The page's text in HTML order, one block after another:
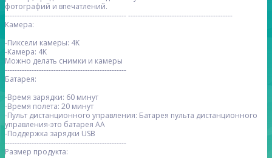
фотографий и впечатлений.
-------------------------------------------------- -------------------------------------------
Камера:
-Пиксели камеры: 4K
-Камера: 4K
Можно делать снимки и камеры
--------------------------------------------------
Батарея:
-Время зарядки: 60 минут
-Время полета: 20 минут
-Пульт дистанционного управления: Батарея пульта дистанционного
управления-это батарея AA
-Поддержка зарядки USB
--------------------------------------------------
Размер продукта: